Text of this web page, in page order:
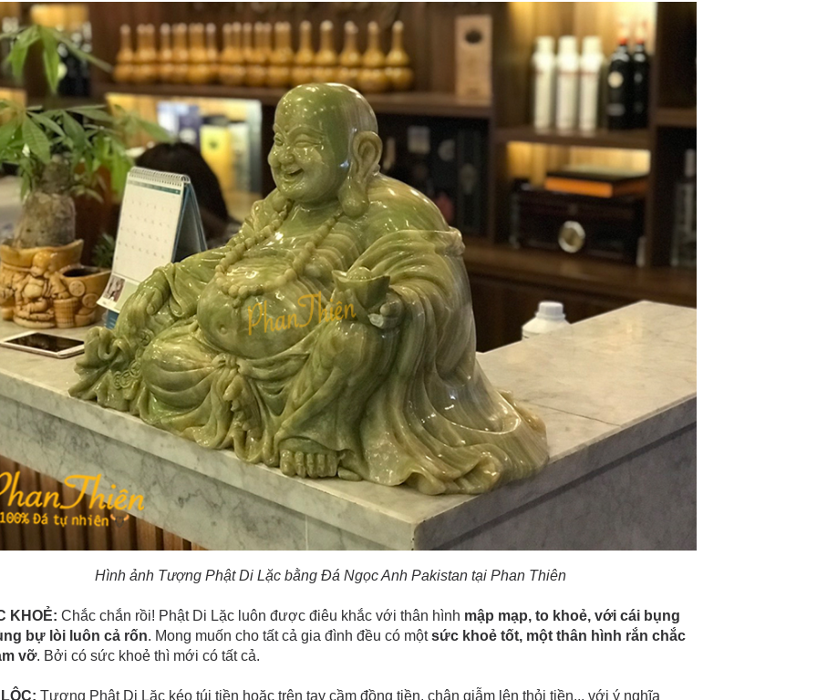
Hình ảnh Tượng Phật Di Lặc bằng Đá Ngọc Anh Pakistan tại Phan Thiên
KHOẺ: Chắc chắn rồi! Phật Di Lặc luôn được điêu khắc với thân hình mập mạp, to khoẻ, với cái bụng
bự lòi luôn cả rốn. Mong muốn cho tất cả gia đình đều có mộtsức khoẻ tốt, một thân hình rắn chắc
vỡ. Bởi có sức khoẻ thì mới có tất cả.
Tượng Phật Di Lặc kéo túi tiền hoặc trên tay cầm đồng tiền, chân giẫm lên thỏi tiền... với ý nghĩa